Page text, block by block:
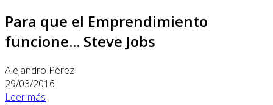
Para que el Emprendimiento
funcione... Steve Jobs
Alejandro Pérez
29/03/2016
Leer más